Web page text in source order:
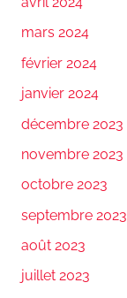
mars 2024
février 2024
janvier 2024
décembre 2023
novembre 2023
octobre 2023
septembre 2023
août 2023
juillet 2023